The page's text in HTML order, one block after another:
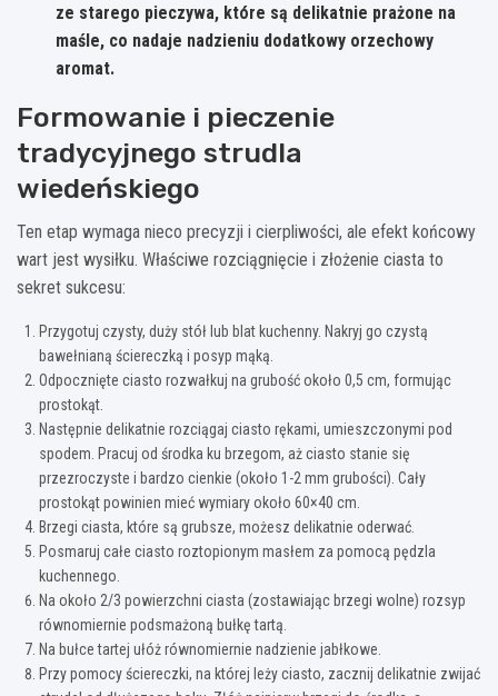
ze starego pieczywa, które są delikatnie prażone na
maśle, co nadaje nadzieniu dodatkowy orzechowy
aromat.
Formowanie i pieczenie
tradycyjnego strudla
wiedeńskiego
Ten etap wymaga nieco precyzji i cierpliwości, ale efekt końcowy
wart jest wysiłku. Właściwe rozciągnięcie i złożenie ciasta to
sekret sukcesu:
Przygotuj czysty, duży stół lub blat kuchenny. Nakryj go czystą
bawełnianą ściereczką i posyp mąką.
Odpocznięte ciasto rozwałkuj na grubość około 0,5 cm, formując
prostokąt.
Następnie delikatnie rozciągaj ciasto rękami, umieszczonymi pod
spodem. Pracuj od środka ku brzegom, aż ciasto stanie się
przezroczyste i bardzo cienkie (około 1-2 mm grubości). Cały
prostokąt powinien mieć wymiary około 60×40 cm.
Brzegi ciasta, które są grubsze, możesz delikatnie oderwać.
Posmaruj całe ciasto roztopionym masłem za pomocą pędzla
kuchennego.
Na około 2/3 powierzchni ciasta (zostawiając brzegi wolne) rozsyp
równomiernie podsmażoną bułkę tartą.
Na bułce tartej ułóż równomiernie nadzienie jabłkowe.
Przy pomocy ściereczki, na której leży ciasto, zacznij delikatnie zwijać